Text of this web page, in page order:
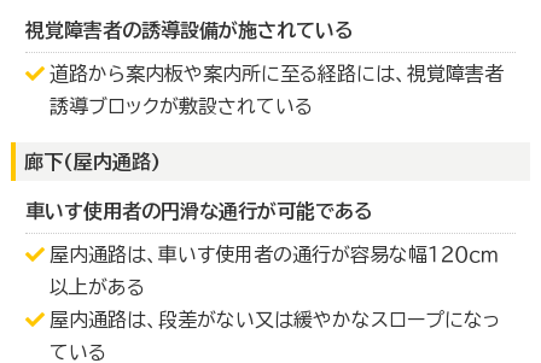
視覚障害者の誘導設備が施されている
道路から案内板や案内所に至る経路には、視覚障害者
誘導ブロックが敷設されている
廊下(屋内通路)
車いす使用者の円滑な通行が可能である
屋内通路は、車いす使用者の通行が容易な幅１２０ｃｍ
以上がある
屋内通路は、段差がない又は緩やかなスロープになっ
ている